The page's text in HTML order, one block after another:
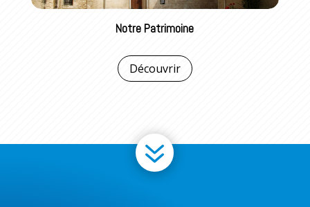
Notre Patrimoine
Découvrir
7